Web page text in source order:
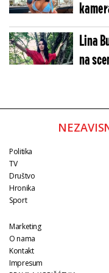
Lina
na
Politika
TV
Društvo
Hronika
Sport
Marketing
O nama
Kontakt
Impresum